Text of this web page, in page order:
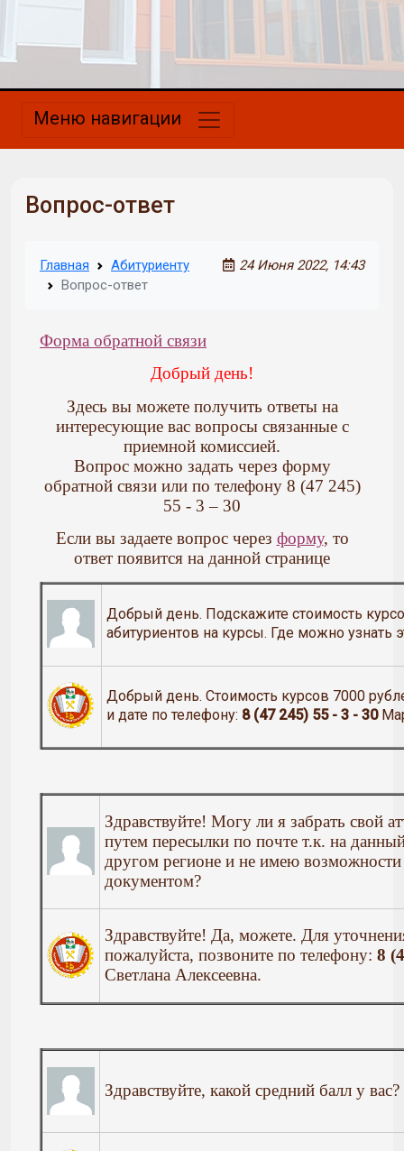
Меню навигации
Вопрос-ответ
Главная
Абитуриенту
Вопрос-ответ
24 Июня 2022, 14:43
Форма обратной связи
Добрый день!
Здесь вы можете получить ответы на
интересующие вас вопросы связанные с
приемной комиссией.
Вопрос можно задать через форму
обратной связи или по телефону 8 (47 245)
55 - 3 – 30
Если вы задаете вопрос через форму, то
ответ появится на данной странице
Добрый день. Подскажите стоимость
абитуриентов на курсы. Где можно узнать
Добрый день. Стоимость курсов 7000
и дате по телефону: 8 (47 245) 55 - 3 - 30
Здравствуйте! Могу ли я забрать свой
путем пересылки по почте т.к. на
другом регионе и не имею возможности
документом?
Здравствуйте! Да, можете. Для
пожалуйста, позвоните по телефону: 8
Светлана Алексеевна.
Здравствуйте, какой средний балл у вас?